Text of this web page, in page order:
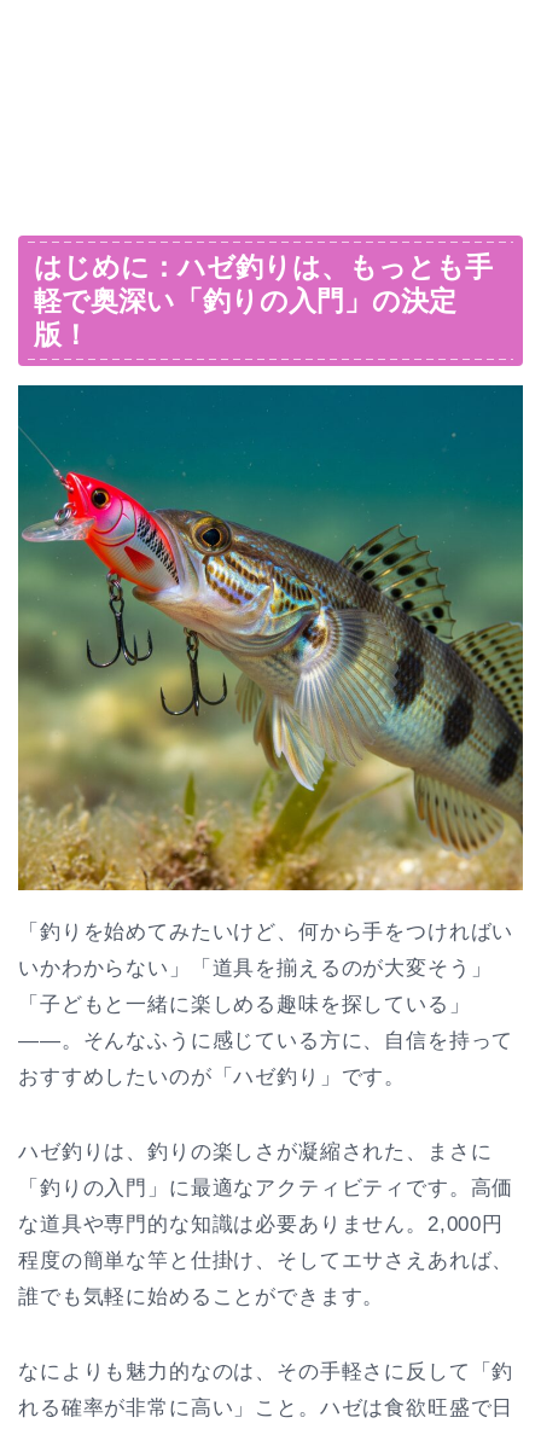
はじめに：ハゼ釣りは、もっとも手
軽で奥深い「釣りの入門」の決定
版！
「釣りを始めてみたいけど、何から手をつければい
いかわからない」「道具を揃えるのが大変そう」
「子どもと一緒に楽しめる趣味を探している」
——。そんなふうに感じている方に、自信を持って
おすすめしたいのが「ハゼ釣り」です。
ハゼ釣りは、釣りの楽しさが凝縮された、まさに
「釣りの入門」に最適なアクティビティです。高価
な道具や専門的な知識は必要ありません。2,000円
程度の簡単な竿と仕掛け、そしてエサさえあれば、
誰でも気軽に始めることができます。
なによりも魅力的なのは、その手軽さに反して「釣
れる確率が非常に高い」こと。ハゼは食欲旺盛で日